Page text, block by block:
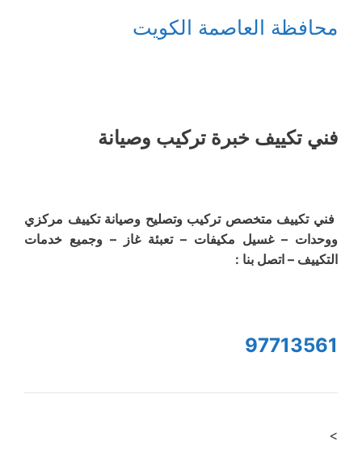
محافظة العاصمة الكويت
فني تكييف خبرة تركيب وصيانة
فني تكييف متخصص تركيب وتصليح وصيانة تكييف مركزي
ووحدات – غسيل مكيفات – تعبئة غاز – وجميع خدمات
التكييف – اتصل بنا :
97713561
>